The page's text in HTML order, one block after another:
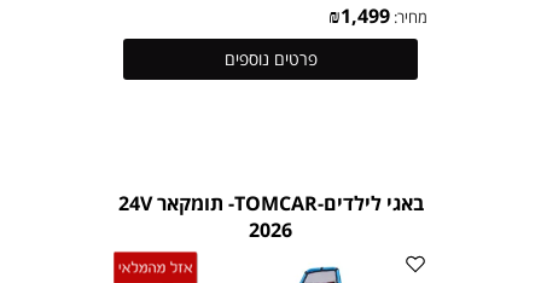
מחיר: ₪1,499
פרטים נוספים
באגי לילדים-TOMCAR- תומקאר 24V
2026